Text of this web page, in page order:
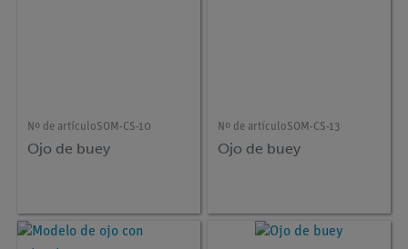
Nº de artículoSOM-CS-10
Ojo de buey
Nº de artículoSOM-CS-13
Ojo de buey